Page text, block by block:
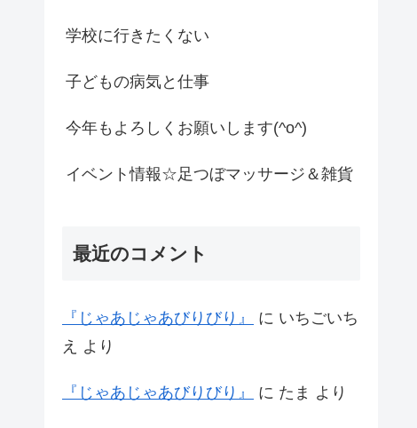
学校に行きたくない
子どもの病気と仕事
今年もよろしくお願いします(^o^)
イベント情報☆足つぼマッサージ＆雑貨
最近のコメント
『じゃあじゃあびりびり』 に いちごいち
え
より
『じゃあじゃあびりびり』 に たま より